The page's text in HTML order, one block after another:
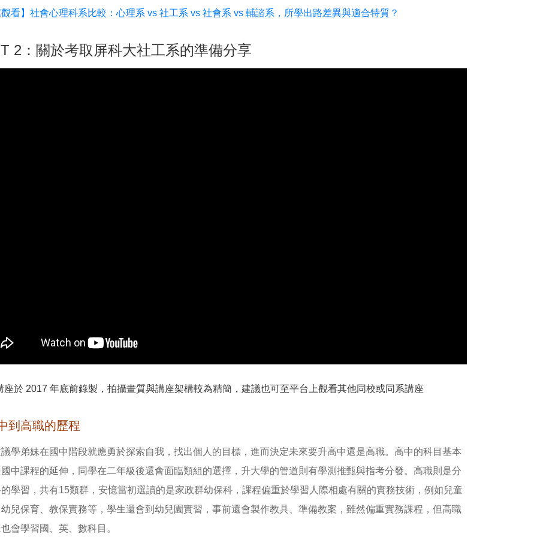
觀看】社會心理科系比較：心理系 vs 社工系 vs 社會系 vs 輔諮系，所學出路差異與適合特質？
2：關於考取屏科大社工系的準備分享
座於 2017 年底前錄製，拍攝畫質與講座架構較為精簡，建議也可至平台上觀看其他同校或同系講座
到高職的歷程
學弟妹在國中階段就應勇於探索自我，找出個人的目標，進而決定未來要升高中還是高職。高中的科目基本
國中課程的延伸，同學在二年級後還會面臨類組的選擇，升大學的管道則有學測推甄與指考分發。高職則是分
學習，共有15類群，安憶當初選讀的是家政群幼保科，課程偏重於學習人際相處有關的實務技術，例如兒童
兒保育、教保實務等，學生還會到幼兒園實習，事前還會製作教具、準備教案，雖然偏重實務課程，但高職
會學習國、英、數科目。